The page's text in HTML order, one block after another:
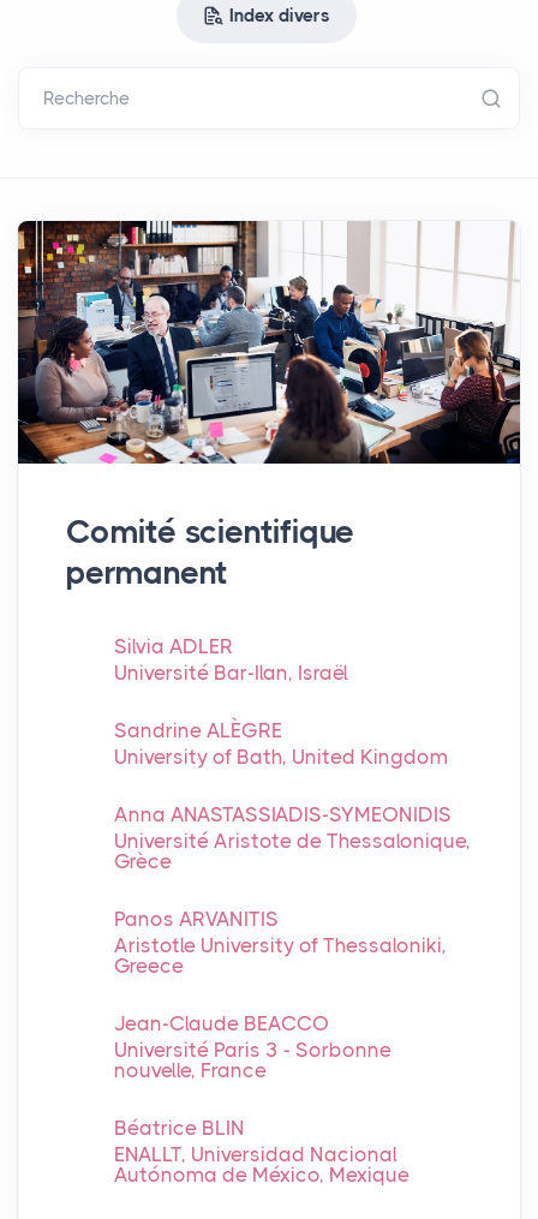
Index divers
Recherche
Comité scientifique
permanent
Silvia ADLER
Université Bar-Ilan, Israël
Sandrine ALÈGRE
University of Bath, United Kingdom
Anna ANASTASSIADIS-SYMEONIDIS
Université Aristote de Thessalonique,
Grèce
Panos ARVANITIS
Aristotle University of Thessaloniki,
Greece
Jean-Claude BEACCO
Université Paris 3 - Sorbonne
nouvelle, France
Béatrice BLIN
ENALLT, Universidad Nacional
Autónoma de México, Mexique